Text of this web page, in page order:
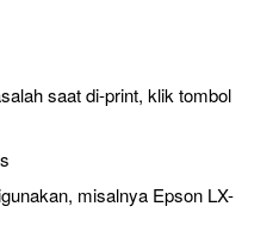
saat di-print, klik tombol
misalnya Epson LX-